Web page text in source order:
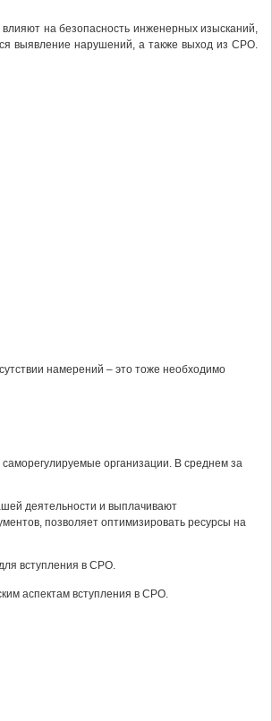
на безопасность инженерных изысканий,
выявление нарушений, а также выход из СРО.
намерений – это тоже необходимо
организации. В среднем за
деятельности и выплачивают
позволяет оптимизировать ресурсы на
вступления в СРО.
аспектам вступления в СРО.